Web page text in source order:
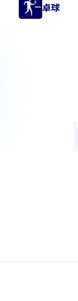
卓球